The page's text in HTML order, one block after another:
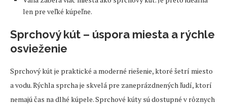
len pre veľké kúpeľne.
Sprchový kút – úspora miesta a rýchle
osvieženie
Sprchový kút je praktické a moderné riešenie, ktoré šetrí miesto
a vodu. Rýchla sprcha je skvelá pre zaneprázdnených ľudí, ktorí
nemajú čas na dlhé kúpele. Sprchové kúty sú dostupné v rôznych